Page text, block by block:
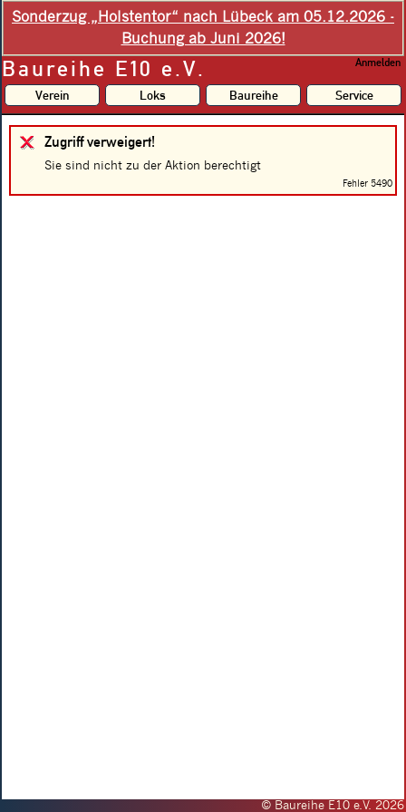
Sonderzug „Holstentor“ nach Lübeck am 05.12.2026 -
Buchung ab Juni 2026!
Baureihe E10 e.V. Anmelden
Verein Loks Baureihe Service
Zugriff verweigert!
Sie sind nicht zu der Aktion berechtigt
Fehler 5490
© Baureihe E10 e.V. 2026